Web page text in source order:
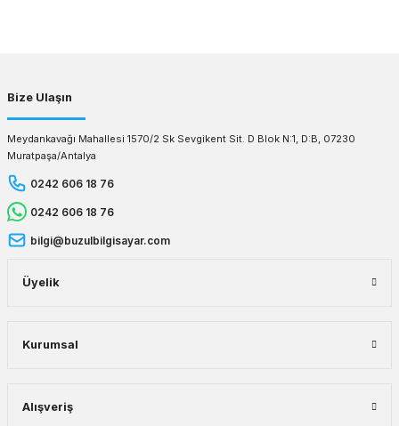
Bize Ulaşın
Meydankavağı Mahallesi 1570/2 Sk Sevgikent Sit. D Blok N:1, D:B, 07230
Muratpaşa/Antalya
0242 606 18 76
0242 606 18 76
bilgi@buzulbilgisayar.com
Üyelik
Kurumsal
Alışveriş